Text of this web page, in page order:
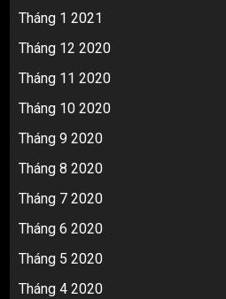
Tháng 1 2021
Tháng 12 2020
Tháng 11 2020
Tháng 10 2020
Tháng 9 2020
Tháng 8 2020
Tháng 7 2020
Tháng 6 2020
Tháng 5 2020
Tháng 4 2020